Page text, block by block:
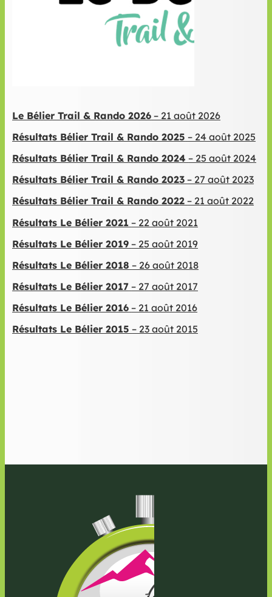
Le Bélier Trail & Rando 2026 – 21 août 2026
Résultats Bélier Trail & Rando 2025 – 24 août 2025
Résultats Bélier Trail & Rando 2024 – 25 août 2024
Résultats Bélier Trail & Rando 2023 – 27 août 2023
Résultats Bélier Trail & Rando 2022 – 21 août 2022
Résultats Le Bélier 2021 – 22 août 2021
Résultats Le Bélier 2019 – 25 août 2019
Résultats Le Bélier 2018 – 26 août 2018
Résultats Le Bélier 2017 – 27 août 2017
Résultats Le Bélier 2016 – 21 août 2016
Résultats Le Bélier 2015 – 23 août 2015